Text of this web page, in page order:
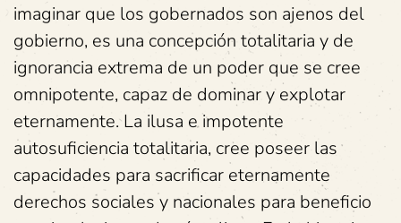
imaginar que los gobernados son ajenos del
gobierno, es una concepción totalitaria y de
ignorancia extrema de un poder que se cree
omnipotente, capaz de dominar y explotar
eternamente. La ilusa e impotente
autosuficiencia totalitaria, cree poseer las
capacidades para sacrificar eternamente
derechos sociales y nacionales para beneficio